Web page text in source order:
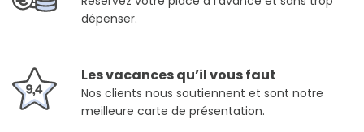
dépenser.
Les vacances qu’il vous faut
Nos clients nous soutiennent et sont notre
meilleure carte de présentation.